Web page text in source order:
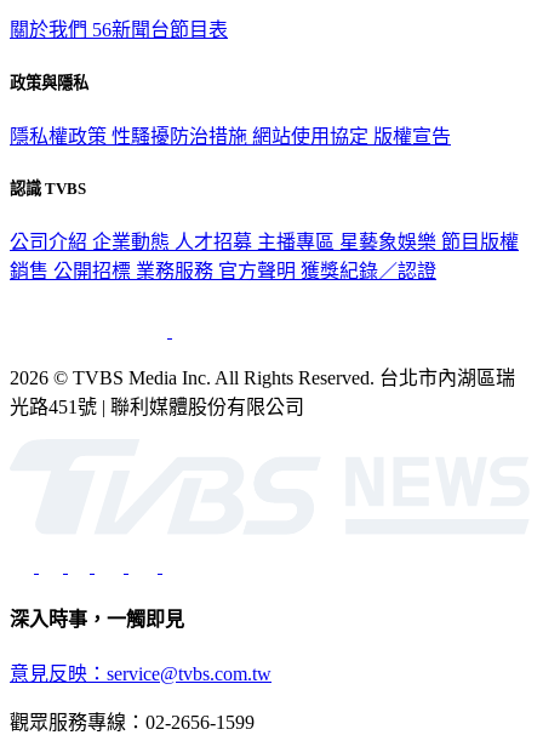
關於我們 56新聞台節目表
政策與隱私
隱私權政策 性騷擾防治措施 網站使用協定 版權宣告
認識 TVBS
公司介紹 企業動態 人才招募 主播專區 星藝象娛樂 節目版權
銷售 公開招標 業務服務 官方聲明 獲獎紀錄／認證
2026 © TVBS Media Inc. All Rights Reserved. 台北市內湖區瑞
光路451號 | 聯利媒體股份有限公司
深入時事，一觸即見
意見反映：service@tvbs.com.tw
觀眾服務專線：02-2656-1599